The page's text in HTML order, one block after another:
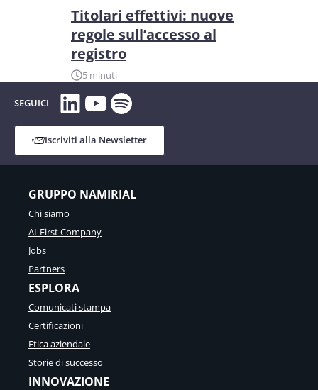
Titolari effettivi: nuove
regole sull’accesso al
registro
5 minuti
SEGUICI LinkedIn
YouTube
Spotify
Iscriviti alla Newsletter
GRUPPO NAMIRIAL
Chi siamo
AI-First Company
Jobs
Partners
ESPLORA
Comunicati stampa
Certificazioni
Etica aziendale
Storie di successo
INNOVAZIONE